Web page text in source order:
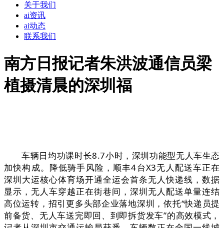
关于我们
ai资讯
ai动态
联系我们
南方日报记者朱洪波通信员梁
植摄清晨的深圳福
车辆日均功课时长8.7小时，深圳功能型无人车生态
加快构成。降低骑手风险，顺丰4台X3无人配送车正在
深圳大运核心体育场开通全运会首条无人快递线，数据
显示，无人车穿越正在街巷间，深圳无人配送单量连结
高位运转，招引更多头部企业落地深圳，依托“快递员提
前备货、无人车送完即回、到即拆货发车”的高效模式，